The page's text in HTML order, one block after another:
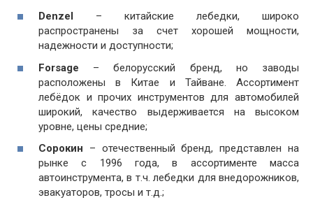
Denzel
– китайские лебедки, широко
распространены за счет хорошей мощности,
надежности и доступности;
Forsage – белорусский бренд, но заводы
расположены в Китае и Тайване. Ассортимент
лебёдок и прочих инструментов для автомобилей
широкий, качество выдерживается на высоком
уровне, цены средние;
Сорокин – отечественный бренд, представлен на
рынке с 1996 года, в ассортименте масса
автоинструмента, в т.ч. лебедки для внедорожников,
эвакуаторов, тросы и т.д.;